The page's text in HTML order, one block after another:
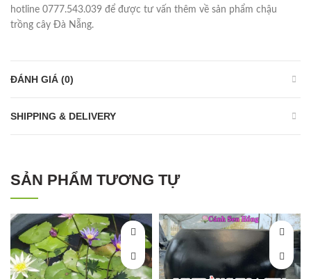
hotline 0777.543.039 để được tư vấn thêm về sản phẩm chậu
trồng cây Đà Nẵng.
ĐÁNH GIÁ (0)
SHIPPING & DELIVERY
SẢN PHẨM TƯƠNG TỰ